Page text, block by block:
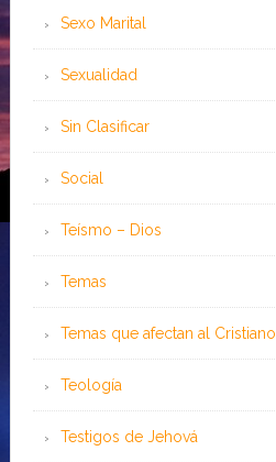
Sexo Marital
Sexualidad
Sin Clasificar
Social
Teísmo – Dios
Temas
Temas que afectan al Cristiano
Teología
Testigos de Jehová